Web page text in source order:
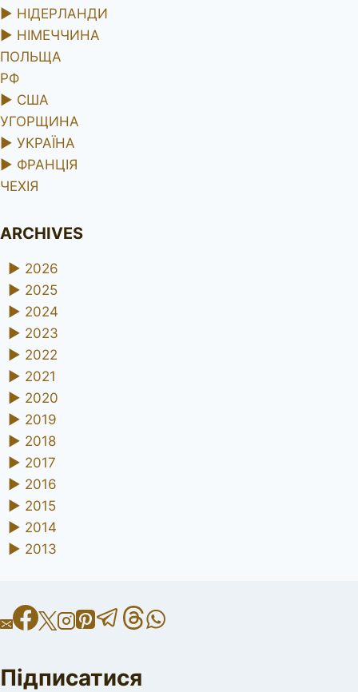
► НІДЕРЛАНДИ
► НІМЕЧЧИНА
ПОЛЬЩА
РФ
► США
УГОРЩИНА
► УКРАЇНА
► ФРАНЦІЯ
ЧЕХІЯ
ARCHIVES
► 2026
► 2025
► 2024
► 2023
► 2022
► 2021
► 2020
► 2019
► 2018
► 2017
► 2016
► 2015
► 2014
► 2013
Підписатися